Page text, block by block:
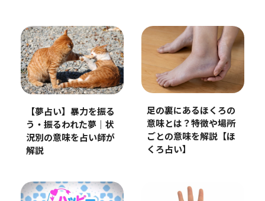
【夢占い】暴力を振る
う・振るわれた夢｜状
況別の意味を占い師が
解説
足の裏にあるほくろの
意味とは？特徴や場所
ごとの意味を解説【ほ
くろ占い】